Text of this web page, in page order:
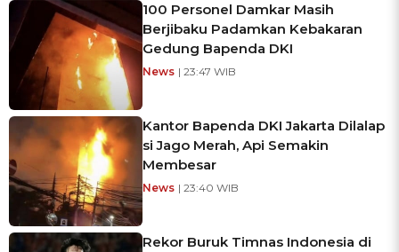
100 Personel Damkar Masih
Berjibaku Padamkan Kebakaran
Gedung Bapenda DKI
News | 23:47 WIB
Kantor Bapenda DKI Jakarta Dilalap
si Jago Merah, Api Semakin
Membesar
News | 23:40 WIB
Rekor Buruk Timnas Indonesia di